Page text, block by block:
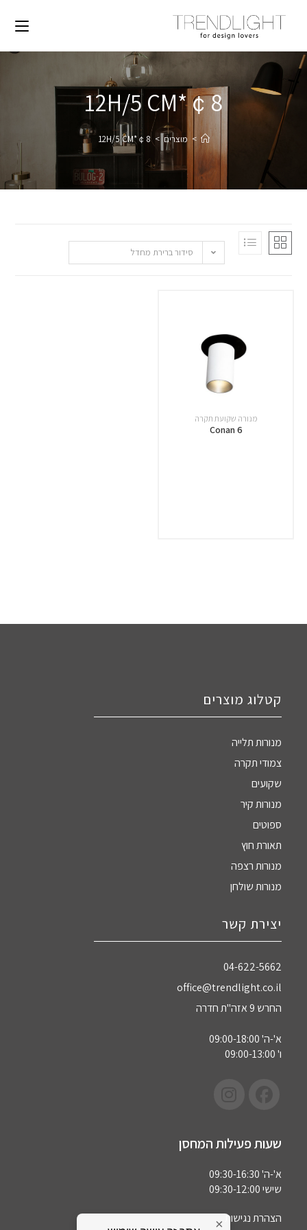
￠8*12H/5 CM
> מוצרים >
￠8*12H/5 CM
סידור ברירת מחדל
מנורה שקועת תקרה
Conan 6
קטלוג מוצרים
מנורות תלייה
צמודי תקרה
שקועים
מנורות קיר
ספוטים
תאורת חוץ
מנורות רצפה
מנורות שולחן
יצירת קשר
04-622-5662‏
office@trendlight.co.il
החרש 9 אזה"ת חדרה
א'-ה' 09:00-18:00
ו' 09:00-13:00
שעות פעילות המחסן
א'-ה' 09:30-16:30
שישי 09:30-12:00
הצהרת נגישות×